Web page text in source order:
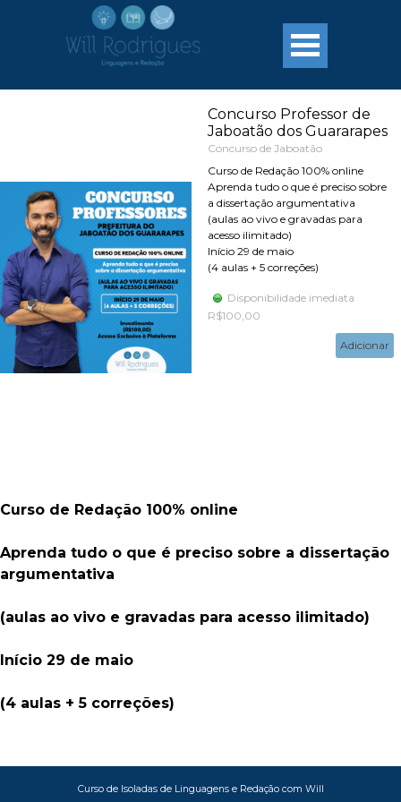
Ir para o conteúdo
Concurso Professor de
Jaboatão dos Guararapes
Concurso de Jaboatão
Curso de Redação 100% online
Aprenda tudo o que é preciso sobre
a dissertação argumentativa
(aulas ao vivo e gravadas para
acesso ilimitado)
Início 29 de maio
(4 aulas + 5 correções)
Disponibilidade imediata
R$100,00
Adicionar
Curso de Redação 100% online
Aprenda tudo o que é preciso sobre a dissertação
argumentativa
(aulas ao vivo e gravadas para acesso ilimitado)
Início 29 de maio
(4 aulas + 5 correções)
Curso de Isoladas de Linguagens e Redação com Will